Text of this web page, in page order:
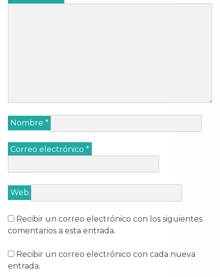
Nombre *
Correo electrónico *
Web
Recibir un correo electrónico con los siguientes
comentarios a esta entrada.
Recibir un correo electrónico con cada nueva
entrada.